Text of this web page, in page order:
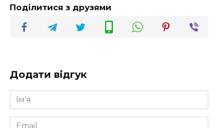
Поділитися з друзями
Додати відгук
Ім'я
*
Email